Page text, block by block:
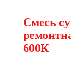
Смесь
600К